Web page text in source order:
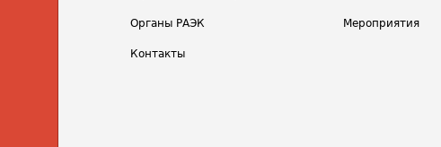
Органы РАЭК
Контакты
Мероприятия